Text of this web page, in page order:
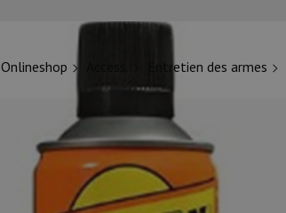
Onlineshop Entretien des armes